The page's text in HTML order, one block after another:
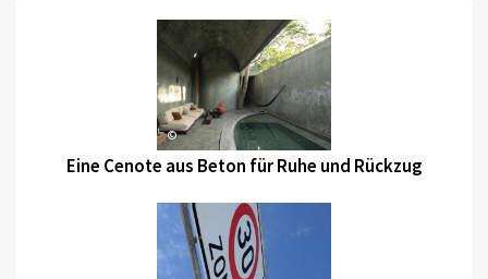
©
Eine Cenote aus Beton für Ruhe und Rückzug